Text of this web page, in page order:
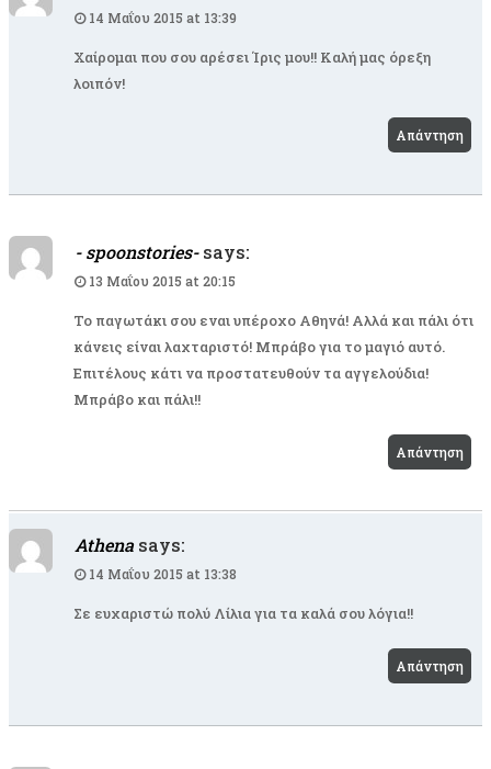
14 Μαΐου 2015 at 13:39
Χαίρομαι που σου αρέσει Ίρις μου!! Καλή μας όρεξη
λοιπόν!
Απάντηση
- spoonstories- says:
13 Μαΐου 2015 at 20:15
Το παγωτάκι σου εναι υπέροχο Αθηνά! Αλλά και πάλι ότι
κάνεις είναι λαχταριστό! Μπράβο για το μαγιό αυτό.
Επιτέλους κάτι να προστατευθούν τα αγγελούδια!
Μπράβο και πάλι!!
Απάντηση
Athena says:
14 Μαΐου 2015 at 13:38
Σε ευχαριστώ πολύ Λίλια για τα καλά σου λόγια!!
Απάντηση